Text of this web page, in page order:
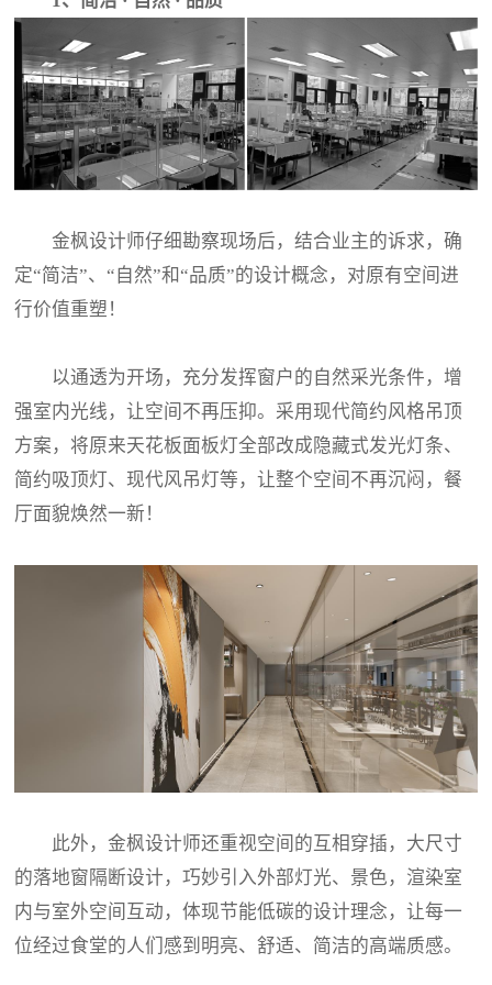
金枫设计师仔细勘察现场后，结合业主的诉求，确
定“简洁”、“自然”和“品质”的设计概念，对原有空间进
行价值重塑！
以通透为开场，充分发挥窗户的自然采光条件，增
强室内光线，让空间不再压抑。采用现代简约风格吊顶
方案，将原来天花板面板灯全部改成隐藏式发光灯条、
简约吸顶灯、现代风吊灯等，让整个空间不再沉闷，餐
厅面貌焕然一新！
此外，金枫设计师还重视空间的互相穿插，大尺寸
的落地窗隔断设计，巧妙引入外部灯光、景色，渲染室
内与室外空间互动，体现节能低碳的设计理念，让每一
位经过食堂的人们感到明亮、舒适、简洁的高端质感。